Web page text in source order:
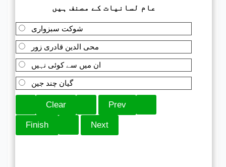
عام لسانیات کے مصنف ہیں
شوکت سبزواری
محی الدین قادری زور
ان میں سے کوئی نہیں
گیان چند جین